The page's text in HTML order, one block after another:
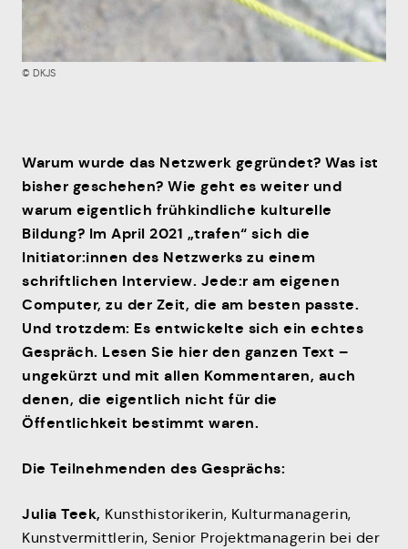
© DKJS
Warum wurde das Netzwerk gegründet? Was ist
bisher geschehen? Wie geht es weiter und
warum eigentlich frühkindliche kulturelle
Bildung? Im April 2021 „trafen“ sich die
Initiator:innen des Netzwerks zu einem
schriftlichen Interview. Jede:r am eigenen
Computer, zu der Zeit, die am besten passte.
Und trotzdem: Es entwickelte sich ein echtes
Gespräch. Lesen Sie hier den ganzen Text –
ungekürzt und mit allen Kommentaren, auch
denen, die eigentlich nicht für die
Öffentlichkeit bestimmt waren.
Die Teilnehmenden des Gesprächs:
Julia Teek, Kunsthistorikerin, Kulturmanagerin,
Kunstvermittlerin, Senior Projektmanagerin bei der